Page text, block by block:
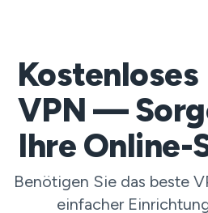
VPN —
Ihre Online-
Benötigen Sie das beste
einfacher